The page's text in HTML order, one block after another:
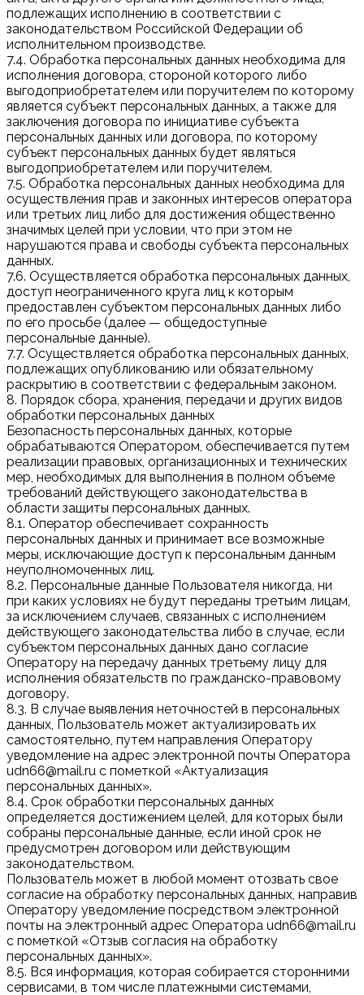
подлежащих исполнению в соответствии с
законодательством Российской Федерации об
исполнительном производстве.
7.4. Обработка персональных данных необходима для
исполнения договора, стороной которого либо
выгодоприобретателем или поручителем по которому
является субъект персональных данных, а также для
заключения договора по инициативе субъекта
персональных данных или договора, по которому
субъект персональных данных будет являться
выгодоприобретателем или поручителем.
7.5. Обработка персональных данных необходима для
осуществления прав и законных интересов оператора
или третьих лиц либо для достижения общественно
значимых целей при условии, что при этом не
нарушаются права и свободы субъекта персональных
данных.
7.6. Осуществляется обработка персональных данных,
доступ неограниченного круга лиц к которым
предоставлен субъектом персональных данных либо
по его просьбе (далее — общедоступные
персональные данные).
7.7. Осуществляется обработка персональных данных,
подлежащих опубликованию или обязательному
раскрытию в соответствии с федеральным законом.
8. Порядок сбора, хранения, передачи и других видов
обработки персональных данных
Безопасность персональных данных, которые
обрабатываются Оператором, обеспечивается путем
реализации правовых, организационных и технических
мер, необходимых для выполнения в полном объеме
требований действующего законодательства в
области защиты персональных данных.
8.1. Оператор обеспечивает сохранность
персональных данных и принимает все возможные
меры, исключающие доступ к персональным данным
неуполномоченных лиц.
8.2. Персональные данные Пользователя никогда, ни
при каких условиях не будут переданы третьим лицам,
за исключением случаев, связанных с исполнением
действующего законодательства либо в случае, если
субъектом персональных данных дано согласие
Оператору на передачу данных третьему лицу для
исполнения обязательств по гражданско-правовому
договору.
8.3. В случае выявления неточностей в персональных
данных, Пользователь может актуализировать их
самостоятельно, путем направления Оператору
уведомление на адрес электронной почты Оператора
udn66@mail.ru с пометкой «Актуализация
персональных данных».
8.4. Срок обработки персональных данных
определяется достижением целей, для которых были
собраны персональные данные, если иной срок не
предусмотрен договором или действующим
законодательством.
Пользователь может в любой момент отозвать свое
согласие на обработку персональных данных, направив
Оператору уведомление посредством электронной
почты на электронный адрес Оператора udn66@mail.ru
с пометкой «Отзыв согласия на обработку
персональных данных».
8.5. Вся информация, которая собирается сторонними
сервисами, в том числе платежными системами,